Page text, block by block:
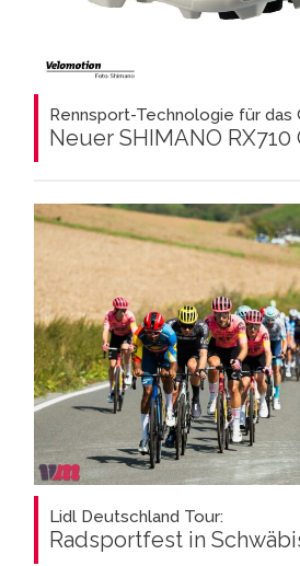
Rennsport-Technologie für das
Neuer SHIMANO
Lidl Deutschland Tour:
Radsportfest in